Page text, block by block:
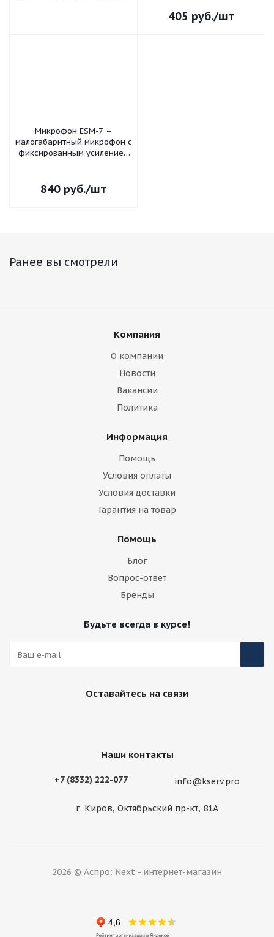
405 руб./шт
Микрофон ESM-7 –
малогабаритный микрофон с
фиксированным усилением
840руб./шт
Ранее вы смотрели
Компания
О компании
Новости
Вакансии
Политика
Информация
Помощь
Условия оплаты
Условия доставки
Гарантия на товар
Помощь
Блог
Вопрос-ответ
Бренды
Будьте всегда в курсе!
Оставайтесь на связи
Наши контакты
+7 (8332) 222-077 info@kserv.pro
г. Киров, Октябрьский пр-кт, 81А
2026 © Аспро: Next - интернет-магазин